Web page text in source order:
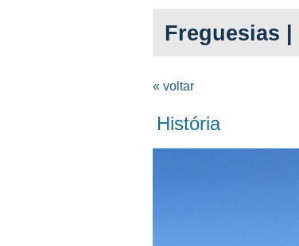
Freguesias |
« voltar
História